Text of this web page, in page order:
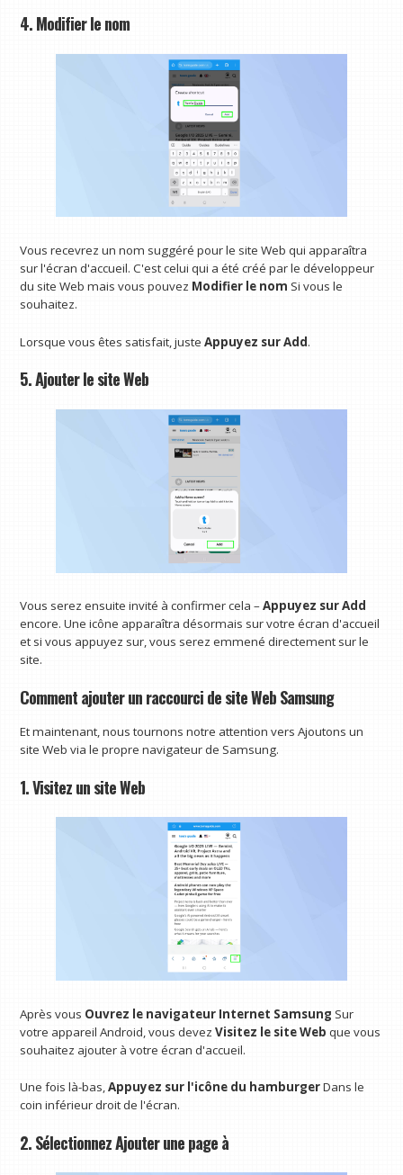
4. Modifier le nom
Vous recevrez un nom suggéré pour le site Web qui apparaîtra
sur l'écran d'accueil. C'est celui qui a été créé par le développeur
du site Web mais vous pouvez Modifier le nom Si vous le
souhaitez.
Lorsque vous êtes satisfait, justeAppuyez sur Add.
5. Ajouter le site Web
Vous serez ensuite invité à confirmer cela –Appuyez sur Add
encore. Une icône apparaîtra désormais sur votre écran d'accueil
et si vous appuyez sur, vous serez emmené directement sur le
site.
Comment ajouter un raccourci de site Web Samsung
Et maintenant, nous tournons notre attention vers Ajoutons un
site Web via le propre navigateur de Samsung.
1. Visitez un site Web
Après vous Ouvrez le navigateur Internet Samsung Sur
votre appareil Android, vous devezVisitez le site Web que vous
souhaitez ajouter à votre écran d'accueil.
Une fois là-bas,Appuyez sur l'icône du hamburgerDans le
coin inférieur droit de l'écran.
2. Sélectionnez Ajouter une page à